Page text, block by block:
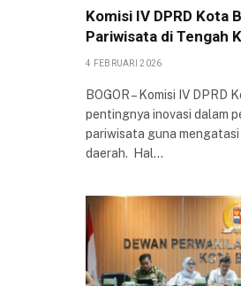
Komisi IV DPRD Kota
Pariwisata di Tengah
4 FEBRUARI 2026
BOGOR – Komisi IV DPRD
pentingnya inovasi dalam
pariwisata guna
daerah. Hal…